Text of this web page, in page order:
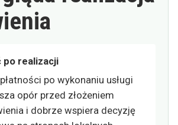
po realizacji
po wykonaniu usługi
opór przed złożeniem
i dobrze wspiera decyzję